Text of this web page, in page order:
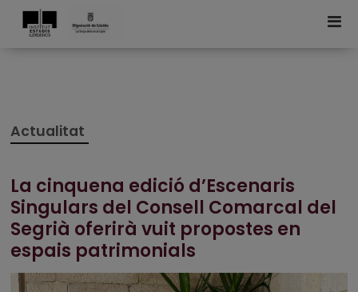
Actualitat
La cinquena edició d’Escenaris
Singulars del Consell Comarcal del
Segrià oferirà vuit propostes en
espais patrimonials